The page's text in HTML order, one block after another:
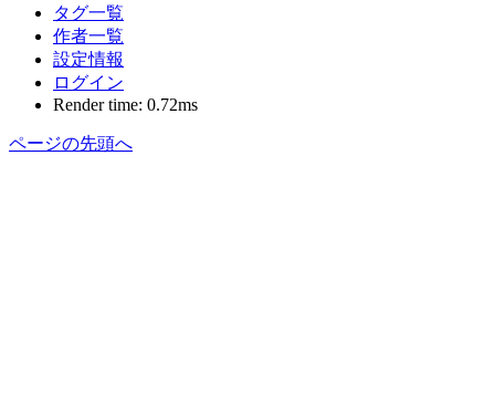
タグ一覧
作者一覧
設定情報
ログイン
Render time: 0.72ms
ページの先頭へ